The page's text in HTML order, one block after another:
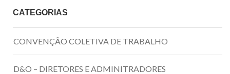
CATEGORIAS
CONVENÇÃO COLETIVA DE TRABALHO
D&O – DIRETORES E ADMINITRADORES